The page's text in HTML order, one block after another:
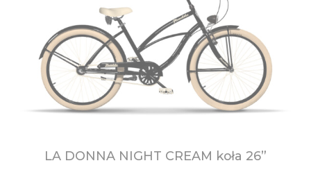
LA DONNA NIGHT CREAM koła 26”